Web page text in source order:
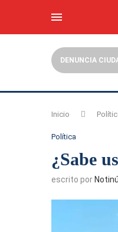
DENUNCIA
Inicio
Política
¿Sabe
escrito por